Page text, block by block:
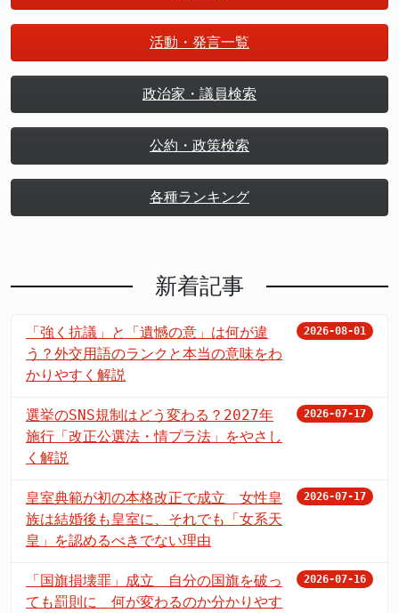
活動・発言一覧
政治家・議員検索
公約・政策検索
各種ランキング
新着記事
「強く抗議」と「遺憾の意」は何が違
う？外交用語のランクと本当の意味をわ
かりやすく解説
2026-08-01
選挙のSNS規制はどう変わる？2027年
施行「改正公選法・情プラ法」をやさし
く解説
2026-07-17
皇室典範が初の本格改正で成立 女性皇
族は結婚後も皇室に、それでも「女系天
皇」を認めるべきでない理由
2026-07-17
「国旗損壊罪」成立 自分の国旗を破っ
ても罰則に 何が変わるのか分かりやす
2026-07-16